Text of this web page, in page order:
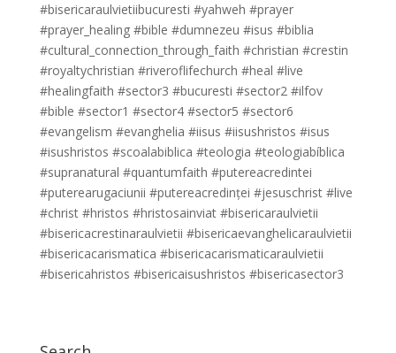
#bisericaraulvietiibucuresti #yahweh #prayer
#prayer_healing #bible #dumnezeu #isus #biblia
#cultural_connection_through_faith #christian #crestin
#royaltychristian #riveroflifechurch #heal #live
#healingfaith #sector3 #bucuresti #sector2 #ilfov
#bible #sector1 #sector4 #sector5 #sector6
#evangelism #evanghelia #iisus #iisushristos #isus
#isushristos #scoalabiblica #teologia #teologiabíblica
#supranatural #quantumfaith #putereacredintei
#puterearugaciunii #putereacredinței #jesuschrist #live
#christ #hristos #hristosainviat #bisericaraulvietii
#bisericacrestinaraulvietii #bisericaevanghelicaraulvietii
#bisericacarismatica #bisericacarismaticaraulvietii
#bisericahristos #bisericaisushristos #bisericasector3